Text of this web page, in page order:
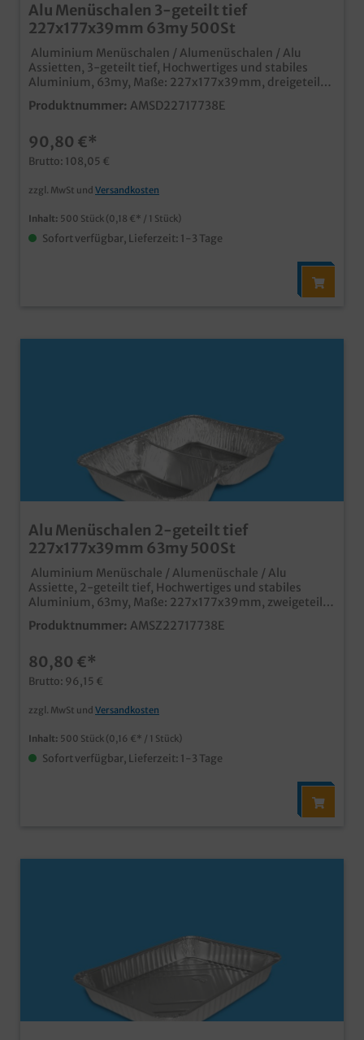
Alu Menüschalen 3-geteilt tief
227x177x39mm 63my 500St
Aluminium Menüschalen / Alumenüschalen / Alu
Assietten, 3-geteilt tief, Hochwertiges und stabiles
Aluminium, 63my, Maße: 227x177x39mm, dreigeteilt
500 Stück im Karton Ideal für den Einsatz in
Gastronomie, Imbiss und Außerhaus Geschäft tiefe
Verschließen (auch mit Handverschließmaschine) und
sicherer Transport (stapelbar) mit passendem
Aluminiumdeckel oder Klarsicht Schnappdeckel
verschließbar
Produktnummer: AMSD22717738E
90,80 €*
Brutto: 108,05 €
zzgl. MwSt und Versandkosten
Inhalt: 500 Stück (0,18 €* / 1 Stück)
Sofort verfügbar, Lieferzeit: 1-3 Tage
Alu Menüschalen 2-geteilt tief
227x177x39mm 63my 500St
Aluminium Menüschale / Alumenüschale / Alu
Assiette, 2-geteilt tief, Hochwertiges und stabiles
Aluminium, 63my, Maße: 227x177x39mm, zweigeteilt
500 Stück im Karton Ideal für den Einsatz in
Gastronomie, Imbiss und Außerhaus Geschäft tiefe
Verschließen (auch mit Handverschließmaschine) und
sicherer Transport (stapelbar) mit passendem
Aluminiumdeckel oder Klarsicht Schnappdeckel
verschließbar
Produktnummer: AMSZ22717738E
80,80 €*
Brutto: 96,15 €
zzgl. MwSt und Versandkosten
Inhalt: 500 Stück (0,16 €* / 1 Stück)
Sofort verfügbar, Lieferzeit: 1-3 Tage